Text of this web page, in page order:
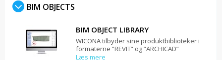
BIM OBJECTS
BIM OBJECT LIBRARY
WICONA tilbyder sine produktbiblioteker i
formaterne ”REVIT” og ”ARCHICAD”
Læs mere